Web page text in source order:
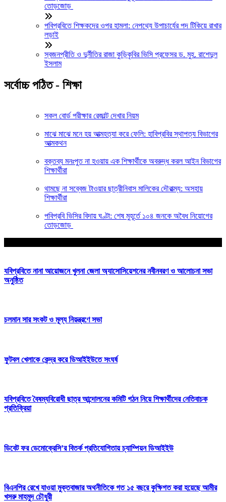
তোড়জোড়
পবিপ্রবিতে শিক্ষকদের ওপর হামলা: নেপথ্যে উপাচার্যের পদ টিকিয়ে রাখার
লড়াই
স্বজনপ্রীতি ও দুর্নীতির রাজা কুড়িকৃবির ভিসি প্রফেসর ড. মুহ. রাশেদুল
ইসলাম
সর্বোচ্চ পঠিত - শিক্ষা
সকল বোর্ড পরীক্ষার রেজাল্ট দেখার নিয়ম
মাঝে মাঝে মনে হয় আত্মহত্যা করে ফেলি: হাবিপ্রবির স্থাপত্য বিভাগের
আত্মকথন
বক্তব্য মনঃপুত না হওয়ায় এক শিক্ষার্থীকে অবরুদ্ধ করল আইন বিভাগের
শিক্ষার্থীরা
থামছে না সব্বেজ টাওয়ার ছাত্রীনিবাস মালিকের দৌরাত্ম্য: অসহায়
শিক্ষার্থীরা
পবিপ্রবি ভিসির বিদায় ঘণ্টা: শেষ মুহূর্তে ১০৪ জনকে অবৈধ নিয়োগের
তোড়জোড়
যবিপ্রবিতে নানা আয়োজনে খুলনা জেলা অ্যাসোসিয়েশনের নবীনবরণ ও আলোচনা সভা
অনুষ্ঠিত
চলমান সার সংকট ও মূল্য নিয়ন্ত্রণে সভা
ফুটবল খেলাকে কেন্দ্র করে ডিআইইউতে সংঘর্ষ
যবিপ্রবিতে বৈষম্যবিরোধী ছাত্র আন্দোলনের কমিটি গঠন নিয়ে শিক্ষার্থীদের নেতিবাচক
প্রতিক্রিয়া
ডিবেট ফর ডেমোক্রেসি’র বিতর্ক প্রতিযোগিতায় চ্যাম্পিয়ন ডিআইইউ
বিএনপির রেখে যাওয়া মুক্তবাজার অথনীতিকে গত ১৫ বছরে কুক্ষিগত করা হয়েছে আমীর
খসরু মাহমুদ চৌধুরী